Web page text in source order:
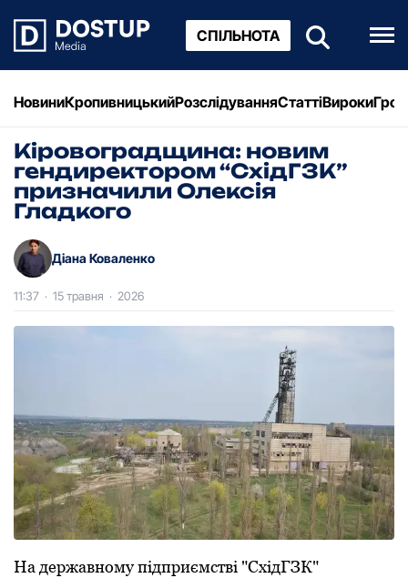
СПІЛЬНОТА
НовиниКропивницькийРозслідуванняСтаттіВироки
Кіровоградщина: новим
гендиректором “СхідГЗК”
призначили Олексія
Гладкого
Діана Коваленко
11:37 · 15 травня · 2026
На державному підприємстві "СхідГЗК"